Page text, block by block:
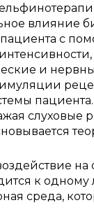
влияние
с
и
слуховые
к одному
среда,